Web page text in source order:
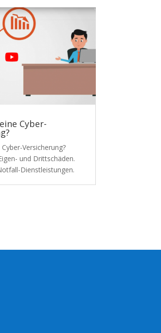
Cyber-
Versicherung?
und Drittschäden.
Dienstleistungen.